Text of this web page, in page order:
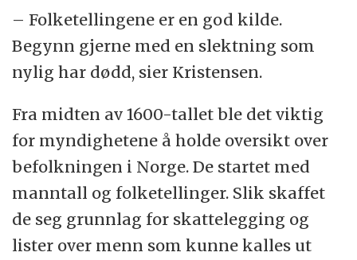
– Folketellingene er en god kilde.
Begynn gjerne med en slektning som
nylig har dødd, sier Kristensen.
Fra midten av 1600-tallet ble det viktig
for myndighetene å holde oversikt over
befolkningen i Norge. De startet med
manntall og folketellinger. Slik skaffet
de seg grunnlag for skattelegging og
lister over menn som kunne kalles ut